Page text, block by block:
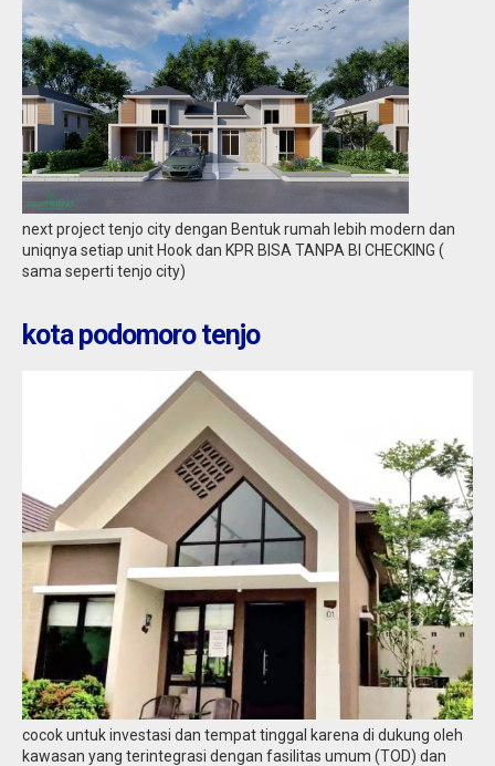
banten : Dijual Bengkel / Gudang di pinggir
jalan raya serang
Jual 9,50 M
next project tenjo city dengan Bentuk rumah lebih modern dan
uniqnya setiap unit Hook dan KPR BISA TANPA BI CHECKING (
sama seperti tenjo city)
kota podomoro tenjo
cocok untuk investasi dan tempat tinggal karena di dukung oleh
kawasan yang terintegrasi dengan fasilitas umum (TOD) dan